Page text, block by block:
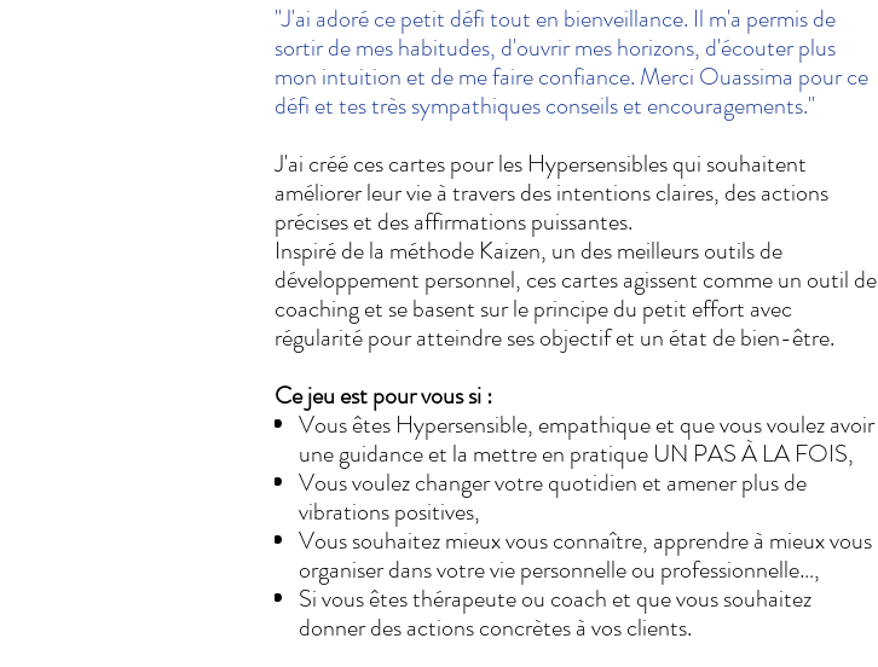
"J'ai adoré ce petit défi tout en bienveillance. Il m'a permis de
sortir de mes habitudes, d'ouvrir mes horizons, d'écouter plus
mon intuition et de me faire confiance. Merci Ouassima pour ce
défi et tes très sympathiques conseils et encouragements."
J'ai créé ces cartes pour les Hypersensibles qui souhaitent
améliorer leur vie à travers des intentions claires, des actions
précises et des affirmations puissantes.
Inspiré de la méthode Kaizen, un des meilleurs outils de
développement personnel, ces cartes agissent comme un outil de
coaching et se basent sur le principe du petit effort avec
régularité pour atteindre ses objectif et un état de bien-être.
Ce jeu est pour vous si :
Vous êtes Hypersensible, empathique et que vous voulez avoir
une guidance et la mettre en pratique UN PAS À LA FOIS,
Vous voulez changer votre quotidien et amener plus de
vibrations positives,
Vous souhaitez mieux vous connaître, apprendre à mieux vous
organiser dans votre vie personnelle ou professionnelle…,
Si vous êtes thérapeute ou coach et que vous souhaitez
donner des actions concrètes à vos clients.